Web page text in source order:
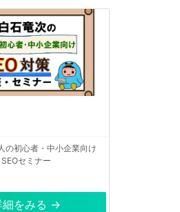
の初心者・中小企業向け
SEOセミナー
細をみる →